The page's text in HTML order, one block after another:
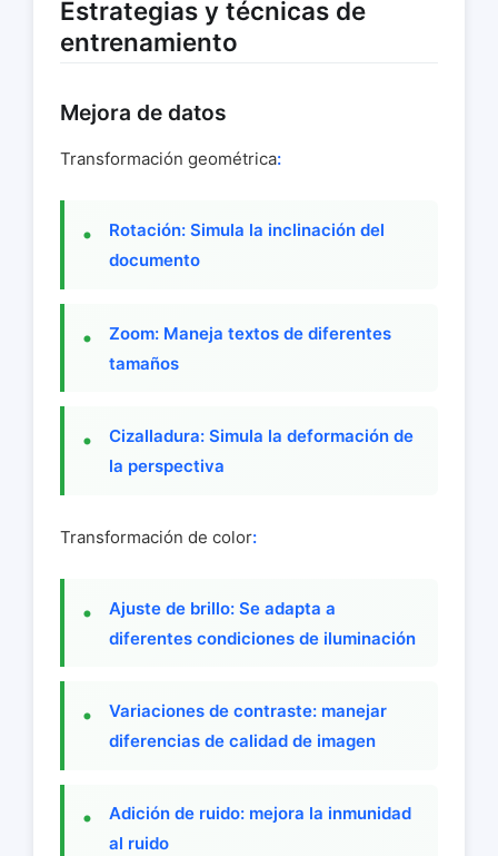
Estrategias y técnicas de
entrenamiento
Mejora de datos
Transformación geométrica:
Rotación: Simula la inclinación del
documento
Zoom: Maneja textos de diferentes
tamaños
Cizalladura: Simula la deformación de
la perspectiva
Transformación de color:
Ajuste de brillo: Se adapta a
diferentes condiciones de iluminación
Variaciones de contraste: manejar
diferencias de calidad de imagen
Adición de ruido: mejora la inmunidad
al ruido